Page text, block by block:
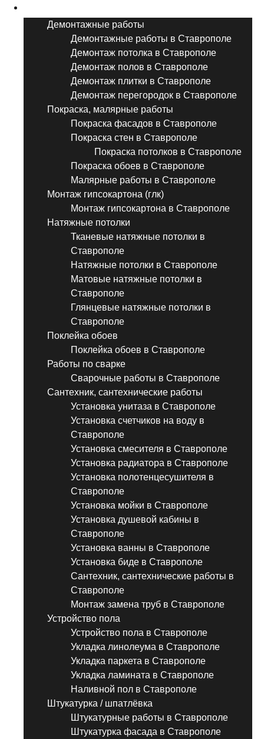
Демонтажные работы
Демонтажные работы в Ставрополе
Демонтаж потолка в Ставрополе
Демонтаж полов в Ставрополе
Демонтаж плитки в Ставрополе
Демонтаж перегородок в Ставрополе
Покраска, малярные работы
Покраска фасадов в Ставрополе
Покраска стен в Ставрополе
Покраска потолков в Ставрополе
Покраска обоев в Ставрополе
Малярные работы в Ставрополе
Монтаж гипсокартона (глк)
Монтаж гипсокартона в Ставрополе
Натяжные потолки
Тканевые натяжные потолки в
Ставрополе
Натяжные потолки в Ставрополе
Матовые натяжные потолки в
Ставрополе
Глянцевые натяжные потолки в
Ставрополе
Поклейка обоев
Поклейка обоев в Ставрополе
Работы по сварке
Сварочные работы в Ставрополе
Сантехник, сантехнические работы
Установка унитаза в Ставрополе
Установка счетчиков на воду в
Ставрополе
Установка смесителя в Ставрополе
Установка радиатора в Ставрополе
Установка полотенцесушителя в
Ставрополе
Установка мойки в Ставрополе
Установка душевой кабины в
Ставрополе
Установка ванны в Ставрополе
Установка биде в Ставрополе
Сантехник, сантехнические работы в
Ставрополе
Монтаж замена труб в Ставрополе
Устройство пола
Устройство пола в Ставрополе
Укладка линолеума в Ставрополе
Укладка паркета в Ставрополе
Укладка ламината в Ставрополе
Наливной пол в Ставрополе
Штукатурка / шпатлёвка
Штукатурные работы в Ставрополе
Штукатурка фасада в Ставрополе